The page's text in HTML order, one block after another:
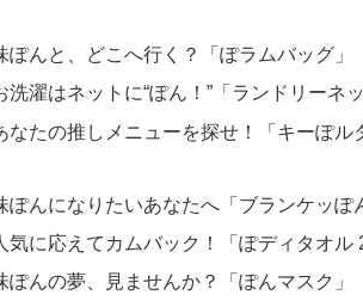
んと、どこへ行く？「ぽラムバッグ
濯はネットに“ぽん！”「ランドリー
たの推しメニューを探せ！「キーぽ
んになりたいあなたへ「ブランケッ
に応えてカムバック！「ぽディタオ
んの夢、見ませんか？「ぽんマスク